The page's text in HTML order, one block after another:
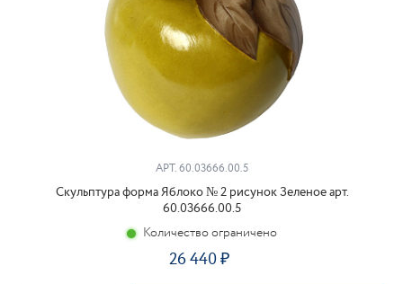
АРТ.60.03666.00.5
Скульптура форма Яблоко № 2 рисунок Зеленое арт.
60.03666.00.5
Количество ограничено
26 440